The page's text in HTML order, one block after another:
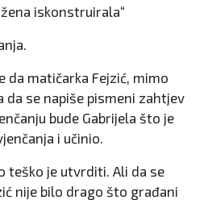
iskonstruirala“
da matičarka Fejzić, mimo
se napiše pismeni zahtjev
bude Gabrijela što je
i učinio.
teško je utvrditi. Ali da se
nije bilo drago što građani